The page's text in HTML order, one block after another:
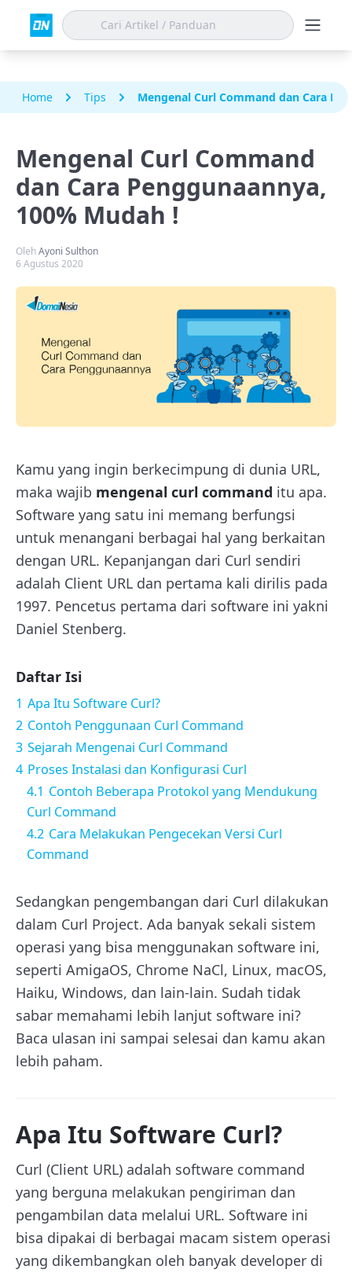
Home Tips Mengenal Curl Command dan Cara
Mengenal Curl Command
dan Cara Penggunaannya,
100% Mudah !
OlehAyoni Sulthon
6 Agustus 2020
Kamu yang ingin berkecimpung di dunia URL,
maka wajib mengenal curl command itu apa.
Software yang satu ini memang berfungsi
untuk menangani berbagai hal yang berkaitan
dengan URL. Kepanjangan dari Curl sendiri
adalah Client URL dan pertama kali dirilis pada
1997. Pencetus pertama dari software ini yakni
Daniel Stenberg.
Daftar Isi
1 Apa Itu Software Curl?
2 Contoh Penggunaan Curl Command
3 Sejarah Mengenai Curl Command
4 Proses Instalasi dan Konfigurasi Curl
4.1 Contoh Beberapa Protokol yang Mendukung
Curl Command
4.2 Cara Melakukan Pengecekan Versi Curl
Command
Sedangkan pengembangan dari Curl dilakukan
dalam Curl Project. Ada banyak sekali sistem
operasi yang bisa menggunakan software ini,
seperti AmigaOS, Chrome NaCl, Linux, macOS,
Haiku, Windows, dan lain-lain. Sudah tidak
sabar memahami lebih lanjut software ini?
Baca ulasan ini sampai selesai dan kamu akan
lebih paham.
Apa Itu Software Curl?
Curl (Client URL) adalah software command
yang berguna melakukan pengiriman dan
pengambilan data melalui URL. Software ini
bisa dipakai di berbagai macam sistem operasi
yang dikembangkan oleh banyak developer di